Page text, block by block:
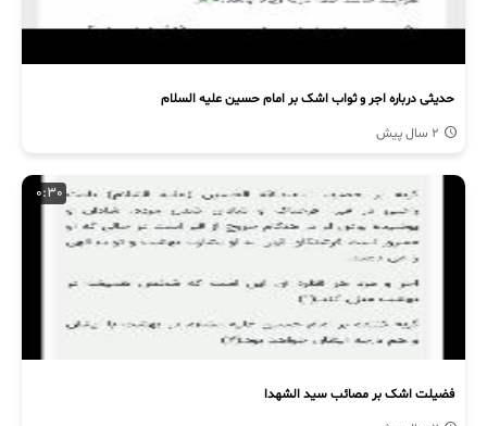
حدیثی درباره اجر و ثواب اشک بر امام حسین علیه السلام
0:30
فضیلت اشک بر مصائب سید الشهدا